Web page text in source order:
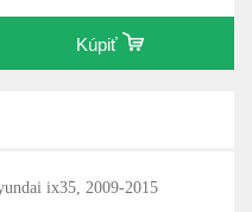
Kúpiť
ix35, 2009-2015